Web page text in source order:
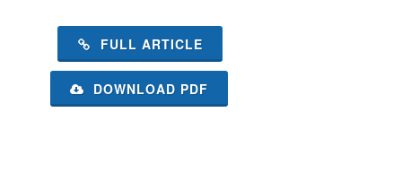
FULL ARTICLE
DOWNLOAD PDF